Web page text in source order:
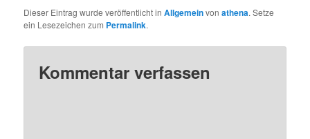
Dieser Eintrag wurde veröffentlicht inAllgemeinvonathena. Setze
ein Lesezeichen zum Permalink.
Kommentar verfassen